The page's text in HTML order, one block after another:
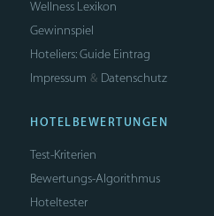
Wellness Lexikon
Gewinnspiel
Hoteliers: Guide Eintrag
Impressum & Datenschutz
HOTELBEWERTUNGEN
Test-Kriterien
Bewertungs-Algorithmus
Hoteltester